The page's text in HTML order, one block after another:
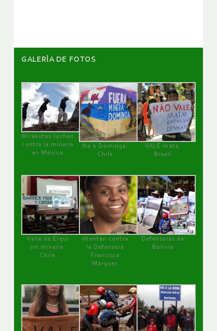
GALERÌA DE FOTOS
Wirakutas luchan
contra la minería
en México
No a Dominga,
Chile
VALE mata,
Brasil
Valle de Elqui
sin minería.
Chile
Atentan contra
la Defensora
Francisca
Márquez
Defensoras de
Bolivia